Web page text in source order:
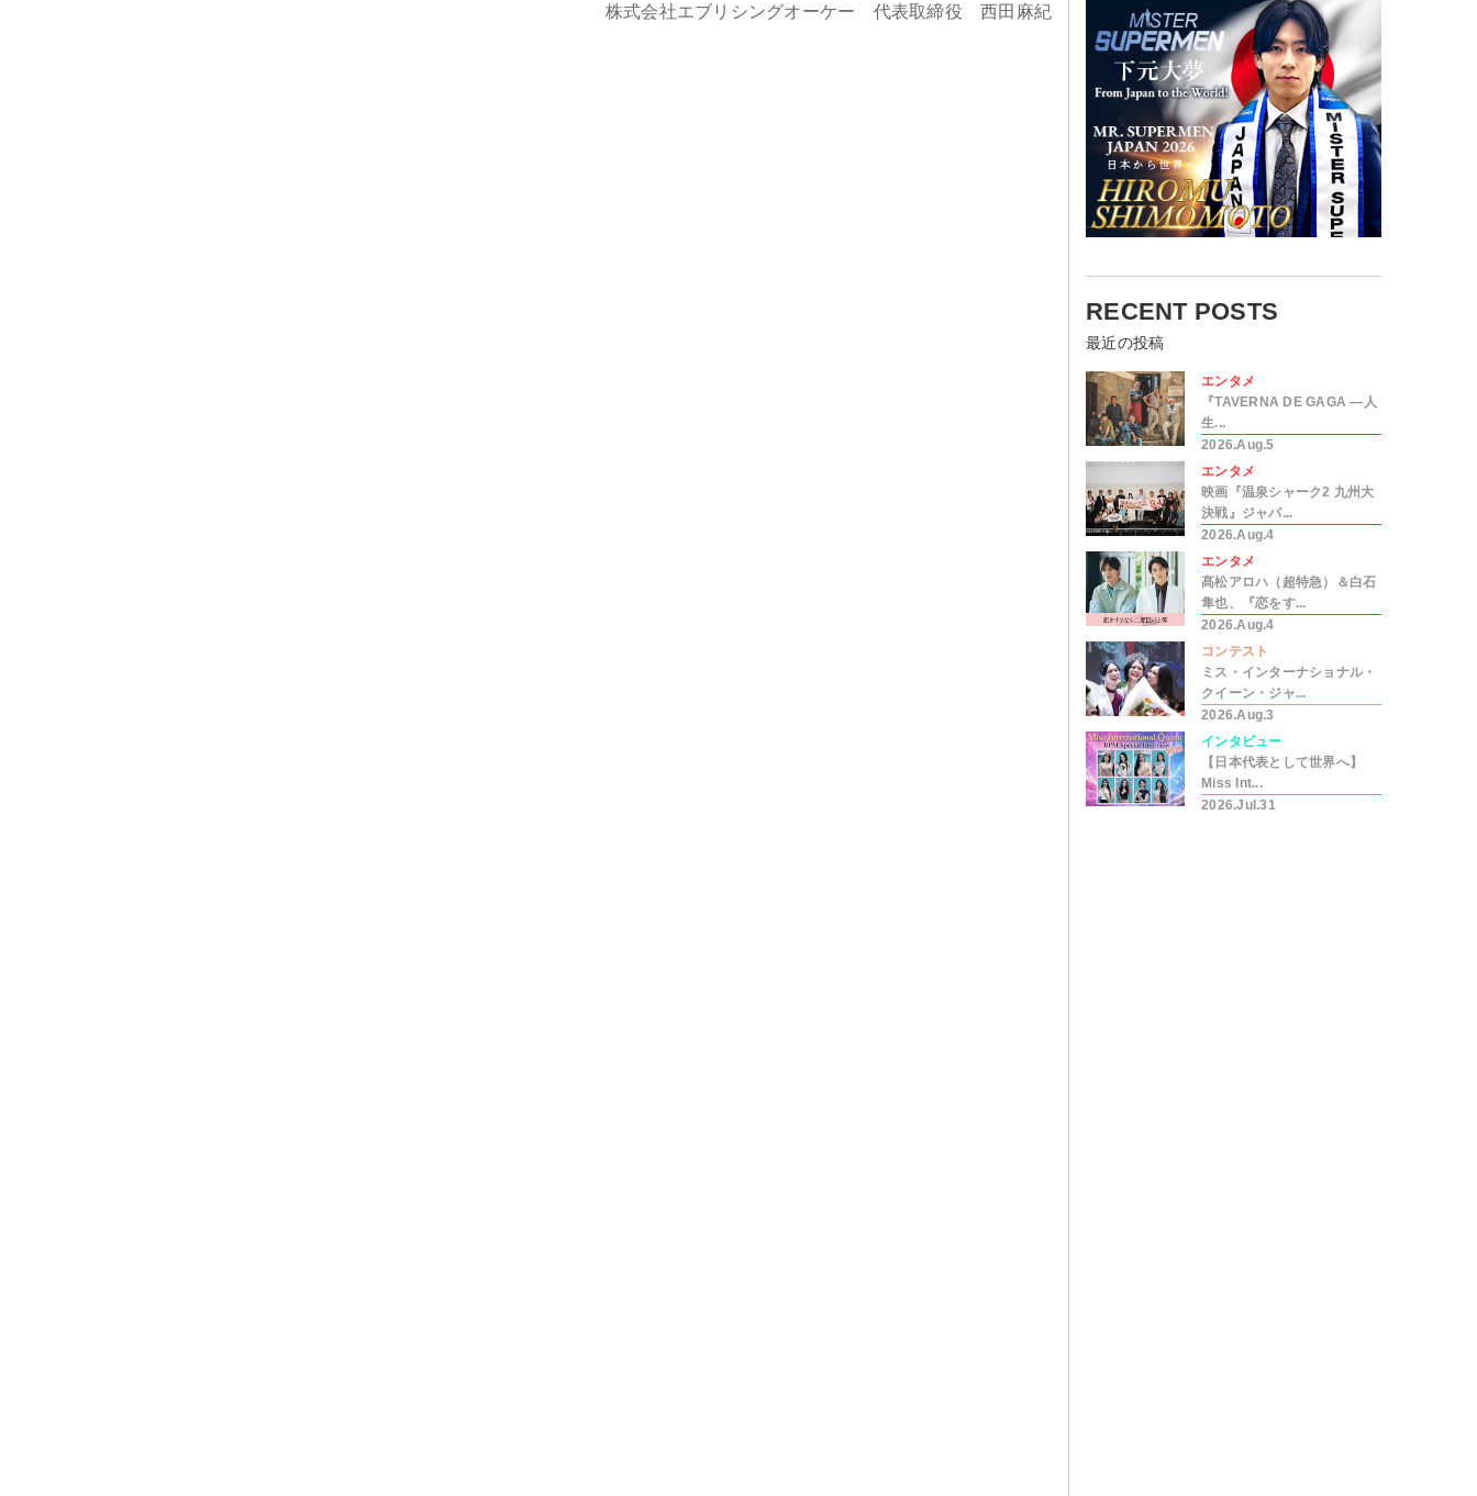
株式会社エブリシングオーケー 代表取締役 西田麻紀
RECENT POSTS
最近の投稿
エンタメ
『TAVERNA DE GAGA ―人
生...
2026.Aug.5
エンタメ
映画『温泉シャーク2 九州大
決戦』ジャパ...
2026.Aug.4
エンタメ
髙松アロハ（超特急）＆白石
隼也、『恋をす...
2026.Aug.4
コンテスト
ミス・インターナショナル・
クイーン・ジャ...
2026.Aug.3
インタビュー
【日本代表として世界へ】
Miss Int...
2026.Jul.31